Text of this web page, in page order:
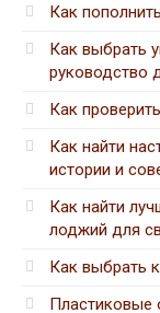
Как
Как выбрать
руководство
Как
Как найти
истории и
Как найти
лоджий для
Как выбрать
Пластиковые